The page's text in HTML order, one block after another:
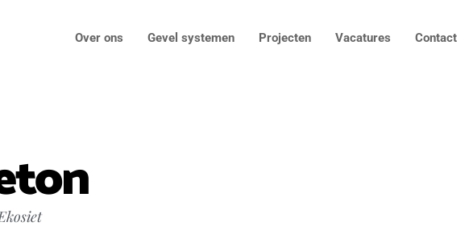
Over ons Gevel systemen Projecten Vacatures Contact